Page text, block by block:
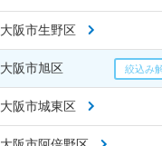
大阪市生野区
大阪市旭区
大阪市城東区